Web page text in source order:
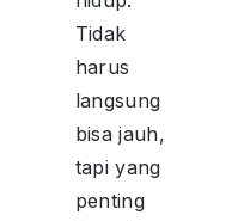
Tidak
harus
langsung
bisa jauh,
tapi yang
penting